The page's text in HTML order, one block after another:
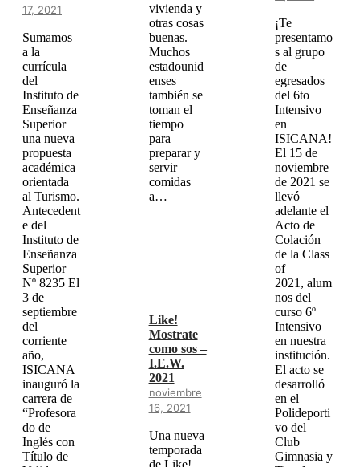
vivienda y
otras cosas
buenas.
Muchos
estadounid
enses
también se
toman el
tiempo
para
preparar y
servir
comidas
a…
17, 2021
Sumamos
a la
currícula
del
Instituto de
Enseñanza
Superior
una nueva
propuesta
académica
orientada
al Turismo.
Antecedent
e del
Instituto de
Enseñanza
Superior
Nº 8235 El
3 de
septiembre
del
corriente
año,
ISICANA
inauguró la
carrera de
“Profesora
do de
Inglés con
Título de
¡Te
presentamo
s al grupo
de
egresados
del 6to
Intensivo
en
ISICANA!
El 15 de
noviembre
de 2021 se
llevó
adelante el
Acto de
Colación
de la Class
of
2021, alum
nos del
curso 6º
Intensivo
en nuestra
institución.
El acto se
desarrolló
en el
Polideporti
vo del
Club
Gimnasia y
Like!
Mostrate
como sos –
I.E.W.
2021
noviembre
16, 2021
Una nueva
temporada
de Like!